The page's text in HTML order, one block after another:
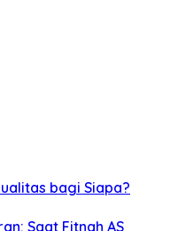
bagi Siapa?
Saat Fitnah AS